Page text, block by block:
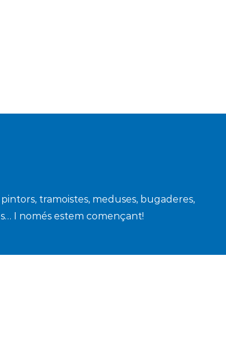
tramoistes, meduses, bugaderes,
I només estem començant!